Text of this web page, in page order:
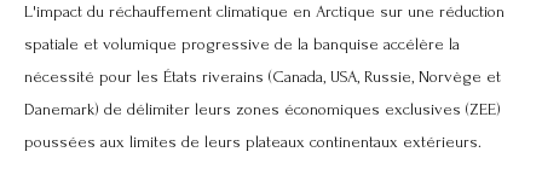
L'impact du réchauffement climatique en Arctique sur une réduction
spatiale et volumique progressive de la banquise accélère la
nécessité pour les États riverains (Canada, USA, Russie, Norvège et
Danemark) de délimiter leurs zones économiques exclusives (ZEE)
poussées aux limites de leurs plateaux continentaux extérieurs.